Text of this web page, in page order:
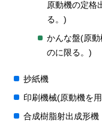
原動機の定格
る。)
かんな盤(原
のに限る。)
抄紙機
印刷機械(原動機を
合成樹脂射出成形機